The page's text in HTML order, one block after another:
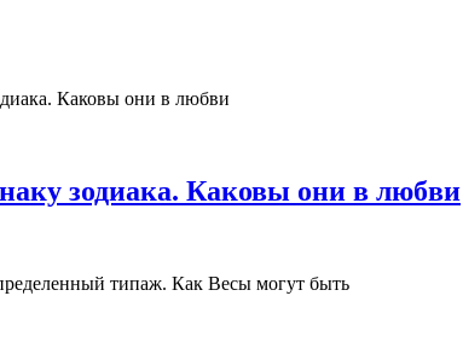
зодиака. Каковы они в любви
типаж. Как Весы могут быть